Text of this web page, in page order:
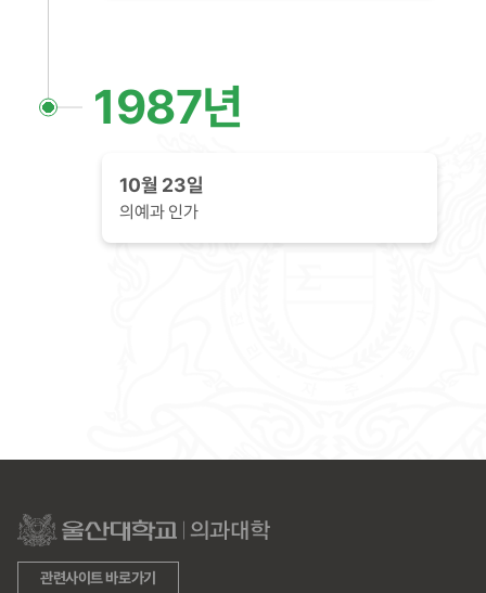
1987년
10월 23일
의예과 인가
관련사이트 바로가기